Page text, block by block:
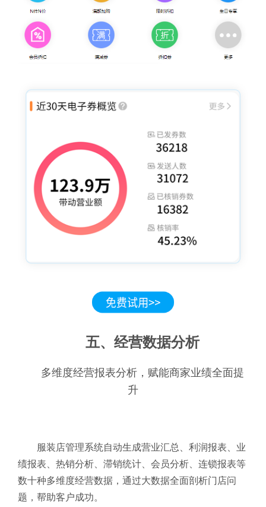
五、经营数据分析
多维度经营报表分析，赋能商家业绩全面提
升
服装店管理系统自动生成营业汇总、利润报表、业
绩报表、热销分析、滞销统计、会员分析、连锁报表等
数十种多维度经营数据，通过大数据全面剖析门店问
题，帮助客户成功。